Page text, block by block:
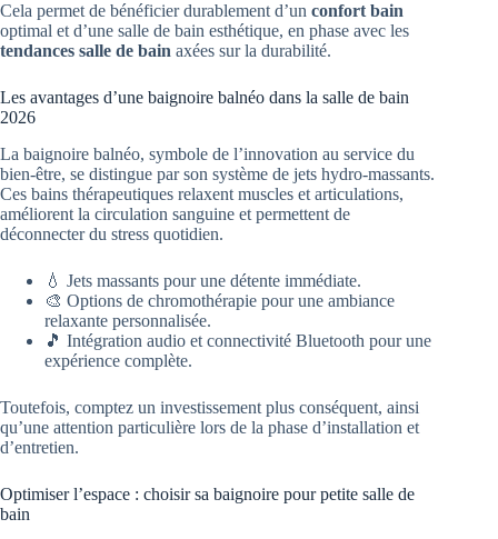
Cela permet de bénéficier durablement d’un confort bain
optimal et d’une salle de bain esthétique, en phase avec les
tendances salle de bain axées sur la durabilité.
Les avantages d’une baignoire balnéo dans la salle de bain
2026
La baignoire balnéo, symbole de l’innovation au service du
bien-être, se distingue par son système de jets hydro-massants.
Ces bains thérapeutiques relaxent muscles et articulations,
améliorent la circulation sanguine et permettent de
déconnecter du stress quotidien.
💧 Jets massants pour une détente immédiate.
🎨 Options de chromothérapie pour une ambiance
relaxante personnalisée.
🎵 Intégration audio et connectivité Bluetooth pour une
expérience complète.
Toutefois, comptez un investissement plus conséquent, ainsi
qu’une attention particulière lors de la phase d’installation et
d’entretien.
Optimiser l’espace : choisir sa baignoire pour petite salle de
bain